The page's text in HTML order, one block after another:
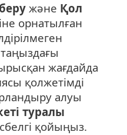
және Қол
орнатылған
жағдайда
қолжетімді
алуы
туралы
қойыңыз.